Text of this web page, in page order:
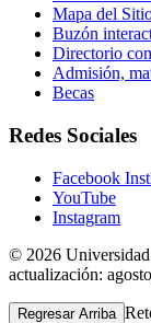
Mapa del
Buzón
Directorio
Admisión,
Becas
Redes Sociales
Facebook
YouTube
Instagram
© 2026
actualización:
Regresar Arriba